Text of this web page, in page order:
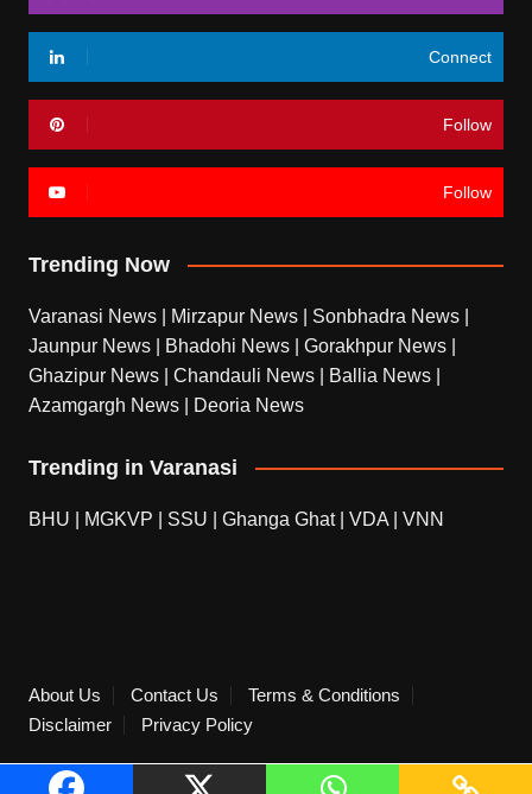
Connect
Follow
Follow
Trending Now
Varanasi News Mirzapur News Sonbhadra News
Jaunpur News
Bhadohi News Gorakhpur News
Ghazipur News
Chandauli News Ballia News
Azamgargh News
Deoria News
Trending in Varanasi
BHU MGKVP SSU Ghanga Ghat| VDA VNN
About Us Contact Us
Terms & Conditions
Disclaimer
Privacy Policy